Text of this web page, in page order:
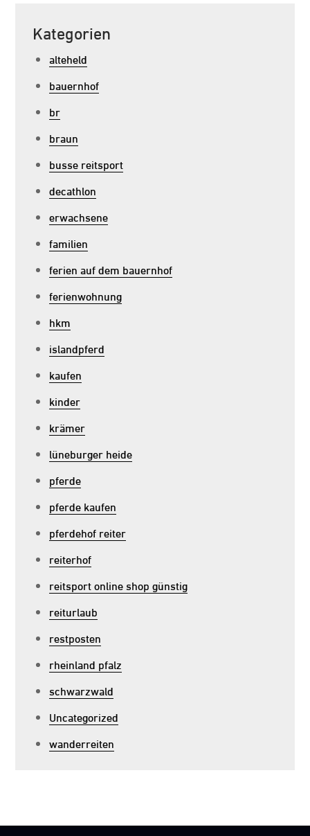
Kategorien
alteheld
bauernhof
br
braun
busse reitsport
decathlon
erwachsene
familien
ferien auf dem bauernhof
ferienwohnung
hkm
islandpferd
kaufen
kinder
krämer
lüneburger heide
pferde
pferde kaufen
pferdehof reiter
reiterhof
reitsport online shop günstig
reiturlaub
restposten
rheinland pfalz
schwarzwald
Uncategorized
wanderreiten